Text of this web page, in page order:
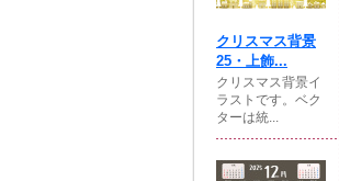
クリスマス背景
25・上飾...
クリスマス背景イ
ラストです。ベク
ターは統...